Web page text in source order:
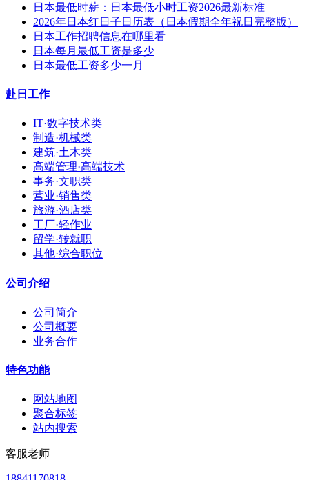
日本最低时薪：日本最低小时工资2026最新标准
2026年日本红日子日历表（日本假期全年祝日完整版）
日本工作招聘信息在哪里看
日本每月最低工资是多少
日本最低工资多少一月
赴日工作
IT·数字技术类
制造·机械类
建筑·土木类
高端管理·高端技术
事务·文职类
营业·销售类
旅游·酒店类
工厂·轻作业
留学·转就职
其他·综合职位
公司介绍
公司简介
公司概要
业务合作
特色功能
网站地图
聚合标签
站内搜索
客服老师